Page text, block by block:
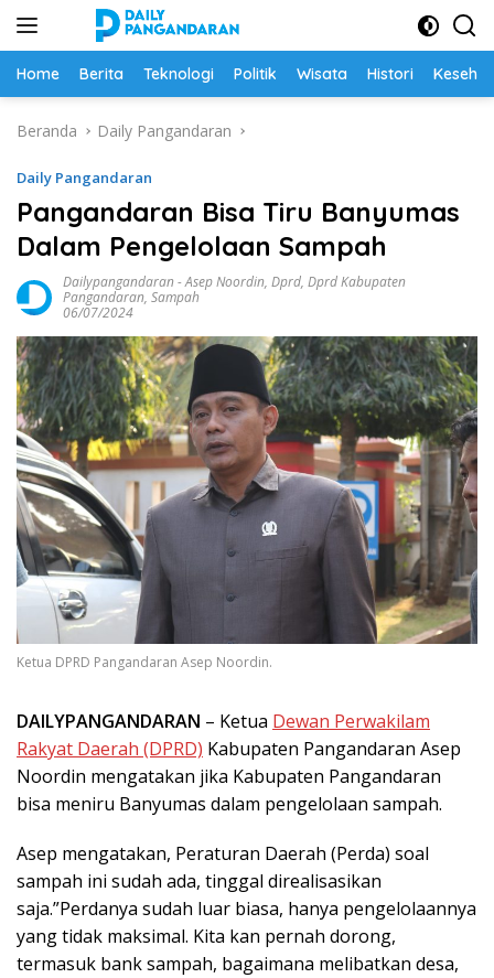
Home Berita Teknologi Politik Wisata Histori
Beranda Daily Pangandaran
Daily Pangandaran
Pangandaran Bisa Tiru Banyumas
Dalam Pengelolaan Sampah
Dailypangandaran-Asep Noordin, Dprd, Dprd Kabupaten
Pangandaran, Sampah
06/07/2024
Ketua DPRD Pangandaran Asep Noordin.
DAILYPANGANDARAN – Ketua Dewan Perwakilam
Rakyat Daerah (DPRD) Kabupaten Pangandaran Asep
Noordin mengatakan jika Kabupaten Pangandaran
bisa meniru Banyumas dalam pengelolaan sampah.
Asep mengatakan, Peraturan Daerah (Perda) soal
sampah ini sudah ada, tinggal direalisasikan
saja.”Perdanya sudah luar biasa, hanya pengelolaannya
yang tidak maksimal. Kita kan pernah dorong,
termasuk bank sampah, bagaimana melibatkan desa,